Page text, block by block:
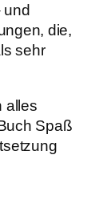
die,
sehr
alles
Spaß